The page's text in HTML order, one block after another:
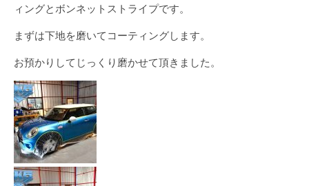
ィングとボンネットストライプです。
まずは下地を磨いてコーティングします。
お預かりしてじっくり磨かせて頂きました。